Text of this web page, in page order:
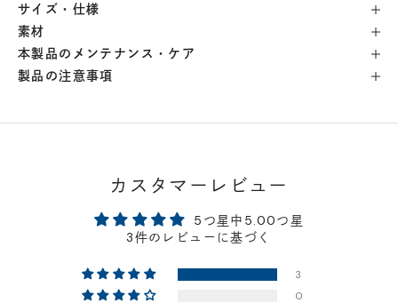
自由が丘店
横浜店- 在庫 -
軽井澤工房店- 在庫 -△
- 在庫 - △
- 在庫 -△
- 在庫 -△
サイズ・仕様
素材
本製品のメンテナンス・ケア
製品の注意事項
カスタマーレビュー
5つ星中5.00つ星
3件のレビューに基づく
3
0